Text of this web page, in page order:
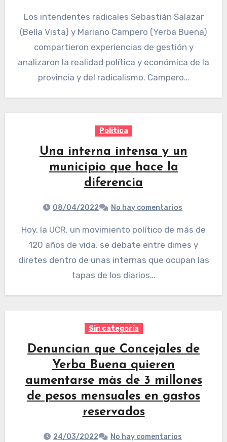
Los intendentes radicales Sebastián Salazar
(Bella Vista) y Mariano Campero (Yerba Buena)
compartieron experiencias de gestión y
analizaron la realidad política y económica de la
provincia y del radicalismo. Campero…
Politica
Una interna intensa y un
municipio que hace la
diferencia
08/04/2022 No hay comentarios
Hoy, la UCR, un movimiento político de más de
120 años de vida, se debate entre dimes y
diretes dentro de unas internas que ocupan las
tapas de los diarios…
Sin categoría
Denuncian que Concejales de
Yerba Buena quieren
aumentarse màs de 3 millones
de pesos mensuales en gastos
reservados
24/03/2022 No hay comentarios